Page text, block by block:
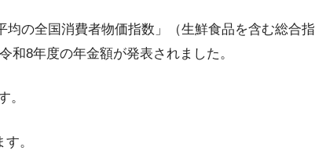
の全国消費者物価指数」（生鮮食品を含む総合指
和8年度の年金額が発表されました。
。
。